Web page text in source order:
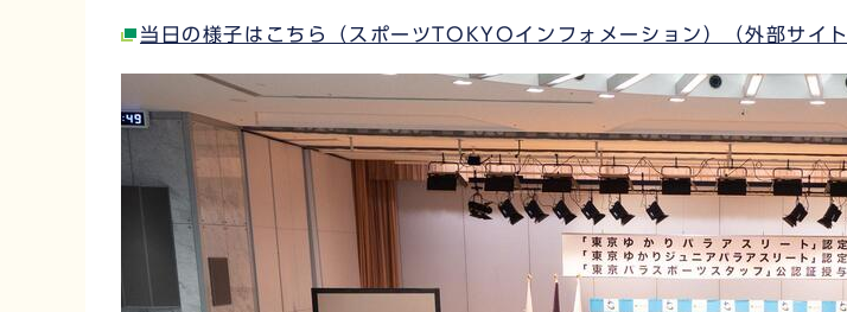
当日の様子はこちら（スポーツTOKYOインフォメーション）（外部サイト